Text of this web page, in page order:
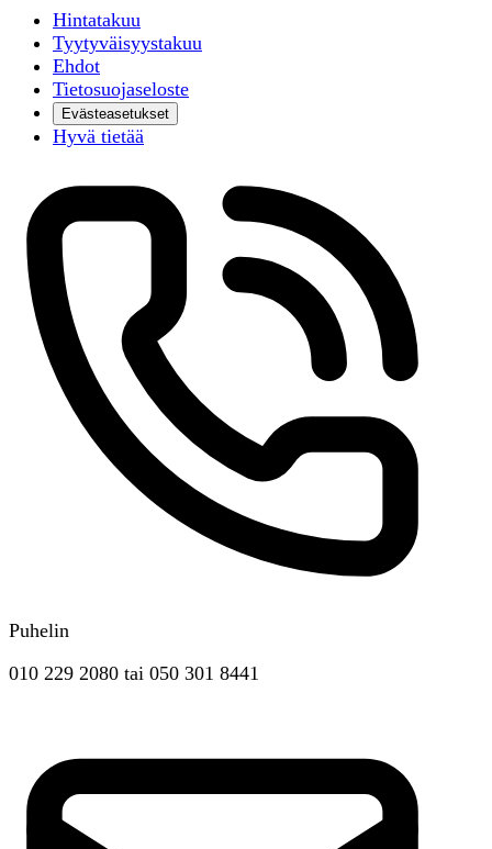
Hintatakuu
Tyytyväisyystakuu
Ehdot
Tietosuojaseloste
Evästeasetukset
Hyvä tietää
Puhelin
010 229 2080 tai 050 301 8441